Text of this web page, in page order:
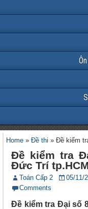
Home » Đề thi » Đề kiểm
Đề kiểm tra
Đức Trí
Toán Cấp 2 05/11/
Comments
Đề kiểm tra Đại số